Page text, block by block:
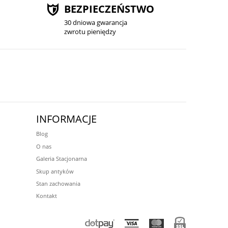
BEZPIECZEŃSTWO
30 dniowa gwarancja
zwrotu pieniędzy
INFORMACJE
Blog
O nas
Galeria Stacjonarna
Skup antyków
Stan zachowania
Kontakt